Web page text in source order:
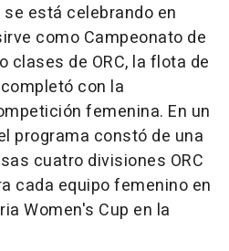
está celebrando en
como Campeonato de
clases de ORC, la flota de
con la
femenina. En un
programa constó de una
cuatro divisiones ORC
cada equipo femenino en
Women's Cup en la